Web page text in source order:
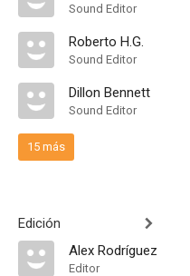
Sound Editor
Roberto H.G.
Sound Editor
Dillon Bennett
Sound Editor
15 más
Edición
Alex Rodríguez
Editor